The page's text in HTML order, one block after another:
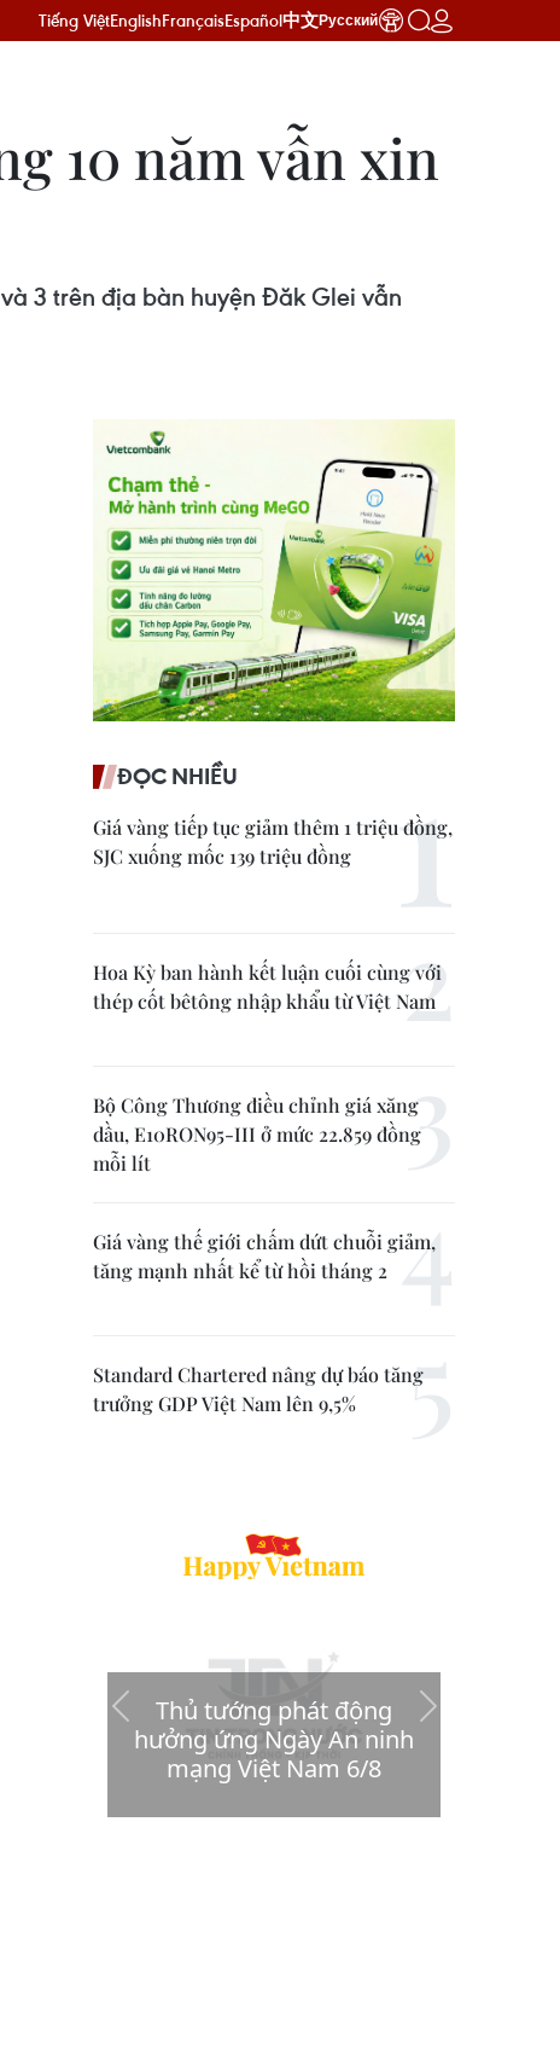
Tiếng ViệtEnglishFrançaisEspañol中文Русский
10 năm vẫn xin
3 trên địa bàn huyện Đăk Glei vẫn
ĐỌC NHIỀU
Giá vàng tiếp tục giảm thêm 1 triệu đồng,
SJC xuống mốc 139 triệu đồng
Hoa Kỳ ban hành kết luận cuối cùng với
thép cốt bêtông nhập khẩu từ Việt Nam
Bộ Công Thương điều chỉnh giá xăng
dầu, E10RON95-III ở mức 22.859 đồng
mỗi lít
Giá vàng thế giới chấm dứt chuỗi giảm,
tăng mạnh nhất kể từ hồi tháng 2
Standard Chartered nâng dự báo tăng
trưởng GDP Việt Nam lên 9,5%